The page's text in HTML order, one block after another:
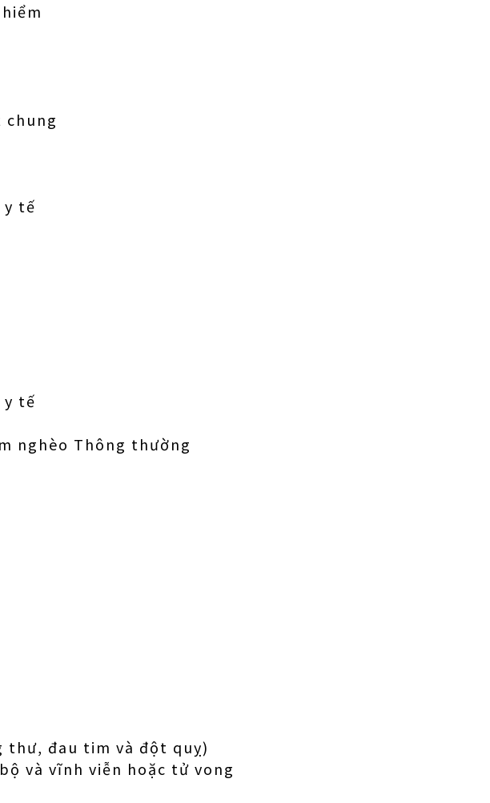
chung
y tế
y tế
nghèo Thông thường
thư, đau tim và đột quỵ)
và vĩnh viễn hoặc tử vong